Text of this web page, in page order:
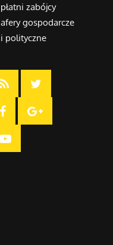
płatni zabójcy
afery gospodarcze
i polityczne